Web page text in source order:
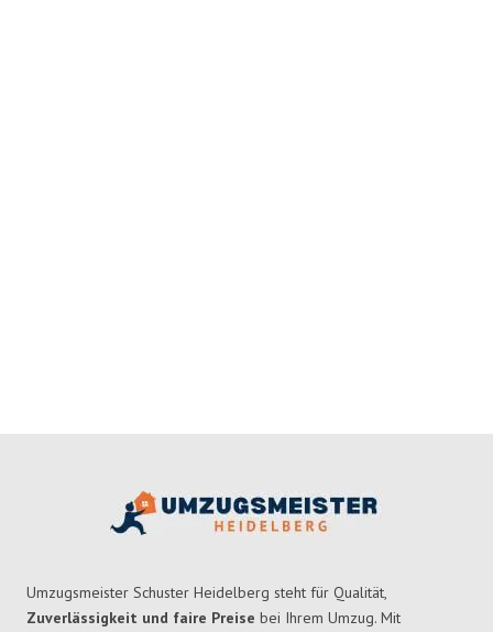
Umzugsmeister Schuster Heidelberg steht für Qualität,
Zuverlässigkeit und faire Preise bei Ihrem Umzug. Mit